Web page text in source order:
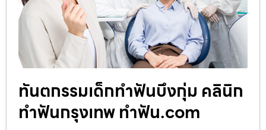
ทันตกรรมเด็กทำฟันบึงกุ่ม คลินิก
ทำฟันกรุงเทพ ทำฟัน.com